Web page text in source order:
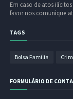
Em caso de atos
favor nos comunique
TAGS
Bolsa Família
FORMULÁRIO DE